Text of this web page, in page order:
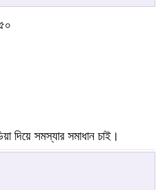
দিয়ে সমস্যার সমাধান চাই।